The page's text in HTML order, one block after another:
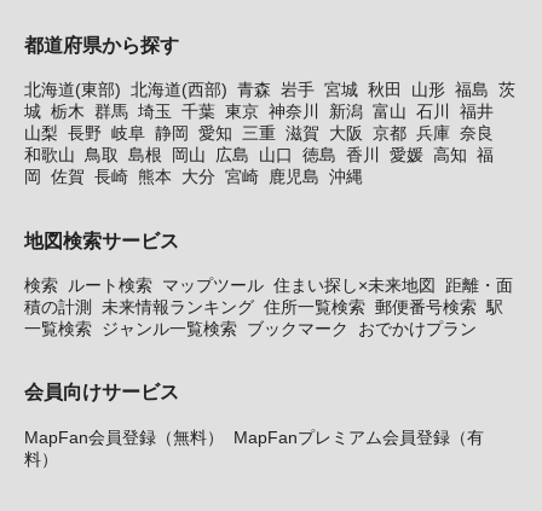
都道府県から探す
北海道(東部) 北海道(西部) 青森 岩手 宮城 秋田 山形 福島 茨
城 栃木 群馬 埼玉 千葉 東京 神奈川 新潟 富山 石川
福井
山梨 長野 岐阜 静岡 愛知 三重 滋賀 大阪 京都 兵庫 奈良
和歌山 鳥取 島根 岡山 広島 山口 徳島 香川 愛媛 高知 福
岡
佐賀 長崎 熊本 大分 宮崎 鹿児島 沖縄
地図検索サービス
検索 ルート検索 マップツール 住まい探し×未来地図
距離・面
積の計測
未来情報ランキング 住所一覧検索 郵便番号検索 駅
一覧検索 ジャンル一覧検索 ブックマーク おでかけプラン
会員向けサービス
MapFan会員登録（無料）
MapFanプレミアム会員登録（有
料）